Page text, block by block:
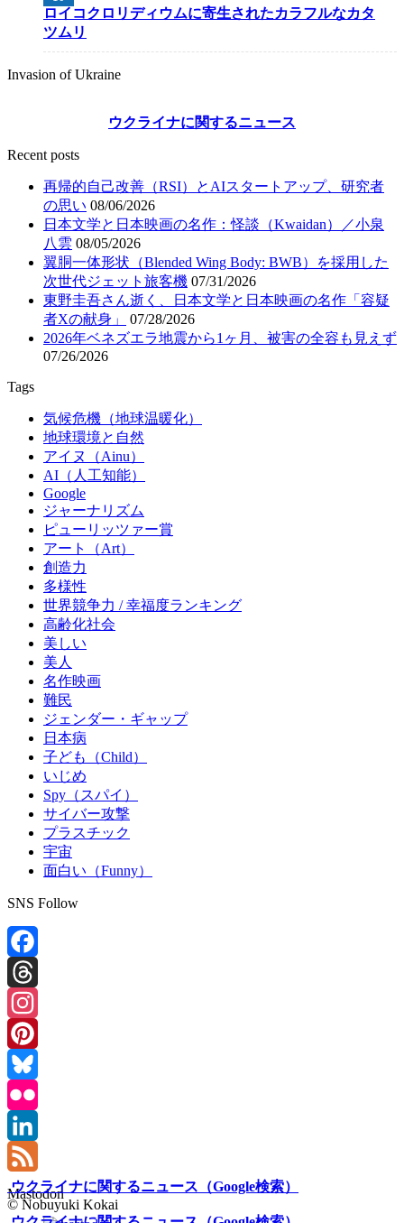
ロイコクロリディウムに寄生されたカラフルなカタ
ツムリ
Invasion of Ukraine
ウクライナに関するニュース
Recent posts
再帰的自己改善（RSI）とAIスタートアップ、研究者
の思い 08/06/2026
日本文学と日本映画の名作：怪談（Kwaidan）／小泉
八雲 08/05/2026
翼胴一体形状（Blended Wing Body: BWB）を採用した
次世代ジェット旅客機 07/31/2026
東野圭吾さん逝く、日本文学と日本映画の名作「容疑
者Xの献身」
07/28/2026
2026年ベネズエラ地震から1ヶ月、被害の全容も見えず
07/26/2026
Tags
気候危機（地球温暖化）
地球環境と自然
アイヌ（Ainu）
AI（人工知能）
Google
ジャーナリズム
ピューリッツァー賞
アート（Art）
創造力
多様性
世界競争力 / 幸福度ランキング
高齢化社会
美しい
美人
名作映画
難民
ジェンダー・ギャップ
日本病
子ども（Child）
いじめ
Spy（スパイ）
サイバー攻撃
プラスチック
宇宙
面白い（Funny）
SNS Follow
Facebook
Threads
Instagram
Pinterest
Bluesky
Flickr
LinkedIn
Feed
Mastodon
ウクライナに関するニュース（Google検索）
© Nobuyuki Kokai